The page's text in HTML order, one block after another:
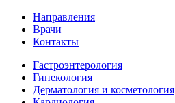
Направления
Врачи
Контакты
Гастроэнтерология
Гинекология
Дерматология и косметология